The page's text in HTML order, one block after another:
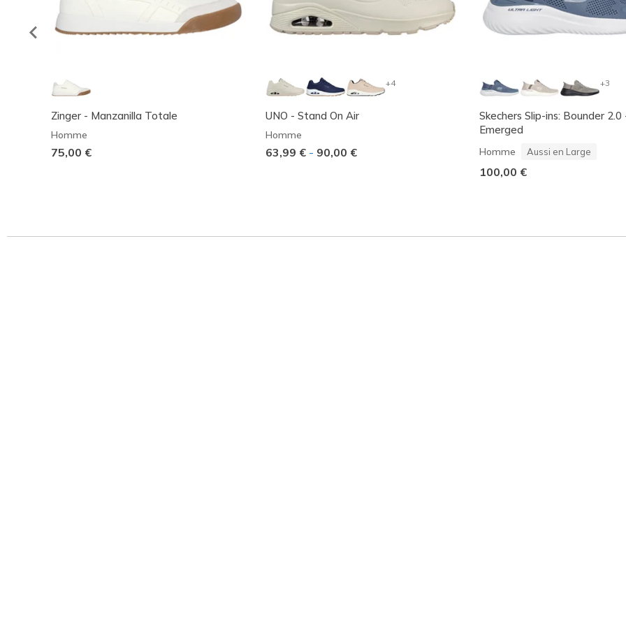
Zinger - Manzanilla Totale
Homme
75,00 €
+4
UNO - Stand On Air
Homme
63,99 € - 90,00 €
+3
Skechers Slip-ins: Bounder 2.0
Emerged
Homme Aussi en Large
100,00 €